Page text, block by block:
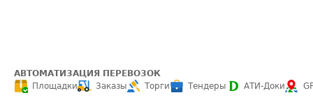
АВТОМАТИЗАЦИЯ ПЕРЕВОЗОК
Площадки
Заказы Торги Тендеры АТИ-Доки